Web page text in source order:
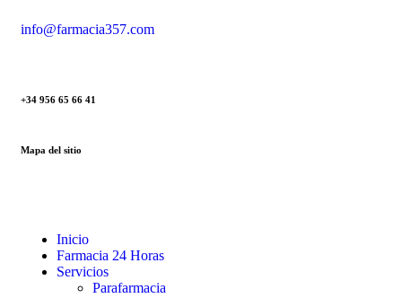
info@farmacia357.com
+34 956 65 66 41
Mapa del sitio
Inicio
Farmacia 24 Horas
Servicios
Parafarmacia